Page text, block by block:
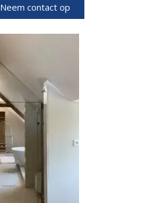
Neem contact op